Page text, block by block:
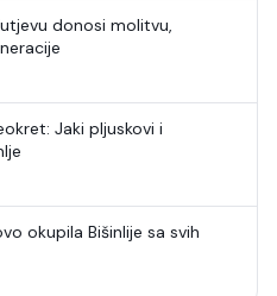
donosi molitvu,
Jaki pljuskovi i
okupila Bišinlije sa svih